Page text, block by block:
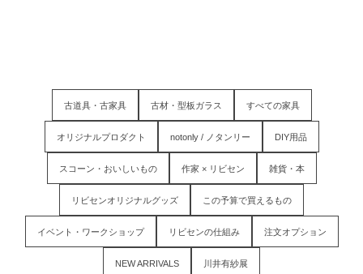
古道具・古家具 古材・型板ガラス すべての家具
オリジナルプロダクト notonly / ノタンリー DIY用品
スコーン・おいしいもの 作家 × リビセン 雑貨・本
リビセンオリジナルグッズ この予算で買えるもの
イベント・ワークショップ リビセンの仕組み 注文オプション
NEW ARRIVALS 川井有紗展